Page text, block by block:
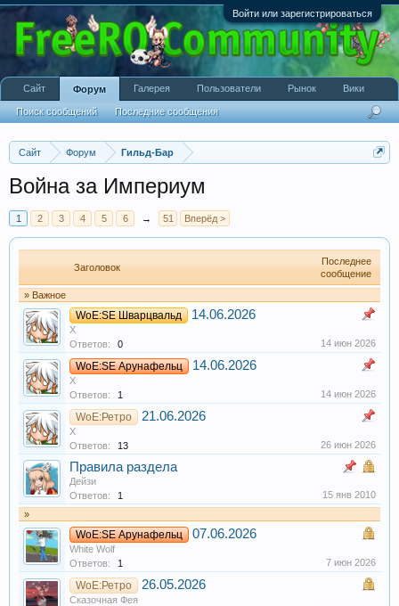
Войти или зарегистрироваться
Сайт Форум Гильд-Бар
Война за Империум
1 2 3 4 5 6 → 51 Вперёд >
Заголовок
Последнее
сообщение
» Важное
WoE:SE Шварцвальд 14.06.2026
X
Ответов:
0 14 июн 2026
WoE:SE Арунафельц 14.06.2026
X
Ответов:
1 14 июн 2026
WoE:Ретро 21.06.2026
X
Ответов:
13 26 июн 2026
Правила раздела
Дейзи
Ответов:
1
15 янв 2010
»
WoE:SE Арунафельц 07.06.2026
White Wolf
Ответов:
1 7 июн 2026
WoE:Ретро 26.05.2026
Сказочная Фея
Сайт Форум
Поиск сообщений Последние сообщения
Галерея Пользователи Рынок Вики